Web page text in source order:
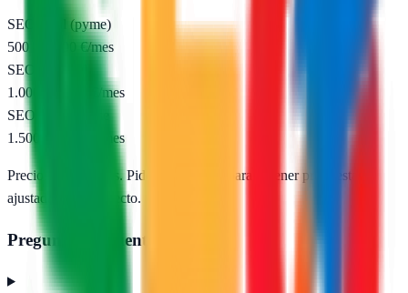
SEO local (pyme)
500 – 1.000 €/mes
SEO nacional
1.000 – 2.500 €/mes
SEO e-commerce
1.500 – 5.000 €/mes
Precios orientativos. Pide presupuesto para obtener propuestas
ajustadas a tu proyecto.
Preguntas frecuentes